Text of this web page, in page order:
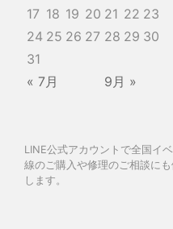
17 18 19 20 21 22 23
24 25 26 27 28 29 30
31
« 7月
9月 »
LINE公式アカウントで全国イ
線のご購入や修理のご相談に
します。